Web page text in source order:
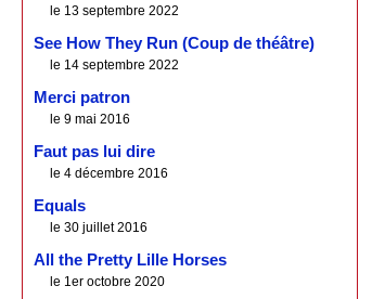
le 13 septembre 2022
See How They Run (Coup de théâtre)
le 14 septembre 2022
Merci patron
le 9 mai 2016
Faut pas lui dire
le 4 décembre 2016
Equals
le 30 juillet 2016
All the Pretty Lille Horses
le 1er octobre 2020